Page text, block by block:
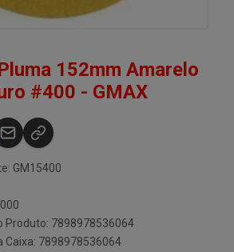
152mm Amarelo
#400 - GMAX
GM15400
Produto: 7898978536064
Caixa: 7898978536064